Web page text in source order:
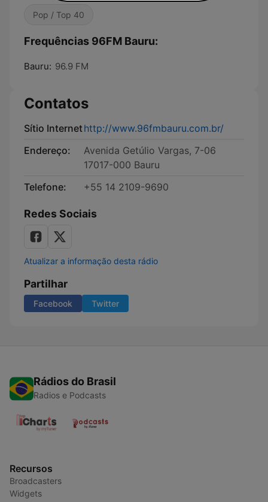
Pop / Top 40
Frequências 96FM Bauru:
Bauru: 96.9 FM
Contatos
Sítio Internethttp://www.96fmbauru.com.br/
Endereço:
Avenida Getúlio Vargas, 7-06
17017-000 Bauru
Telefone:
+55 14 2109-9690
Redes Sociais
Atualizar a informação desta rádio
Partilhar
Facebook Twitter
Rádios do Brasil
Radios e Podcasts
Recursos
Broadcasters
Widgets